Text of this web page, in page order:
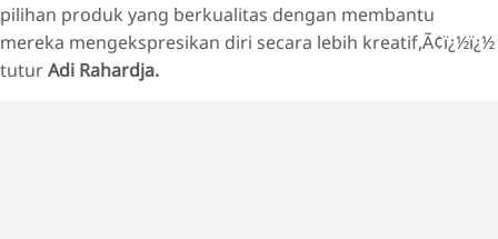
pilihan produk yang berkualitas dengan membantu
mereka mengekspresikan diri secara lebih kreatif,Ã¢ï¿½ï¿½
tuturAdi Rahardja.